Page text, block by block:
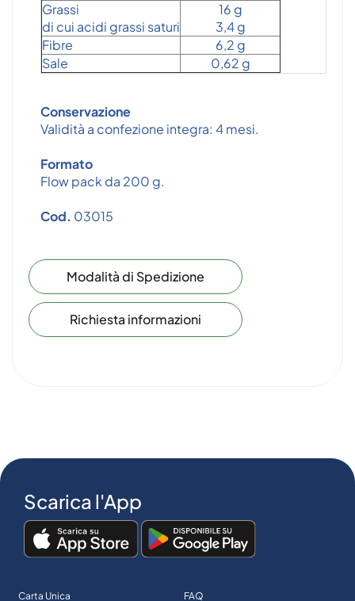
Grassi
di cui acidi grassi saturi
16 g
3,4 g
Fibre
6,2 g
Sale
0,62 g
Conservazione
Validità a confezione integra: 4 mesi.
Formato
Flow pack da 200 g.
Cod. 03015
Modalità di Spedizione
Richiesta informazioni
Scarica l'App
Carta Unica FAQ